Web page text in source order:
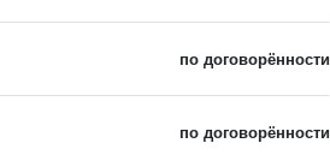
по договорённости
по договорённости